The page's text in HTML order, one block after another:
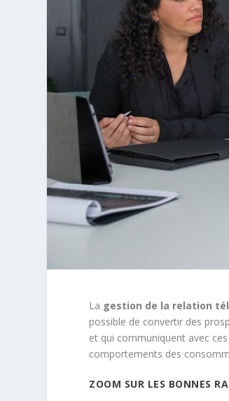
La gestion de la relation
possible de convertir des
et qui communiquent avec
comportements des
ZOOM SUR LES BONNES